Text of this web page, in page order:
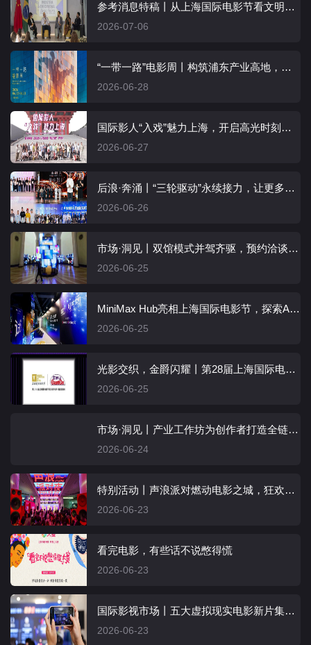
参考消息特稿丨从上海国际电影节看文明互鉴新图景：“万里同屏”映照“美美与共”
2026-07-06
“一带一路”电影周丨构筑浦东产业高地，为全球影视活力注入新动能
2026-06-28
国际影人“入戏”魅力上海，开启高光时刻！Shanghai, I'm in!
2026-06-27
后浪·奔涌丨“三轮驱动”永续接力，让更多青年影人点亮世界银幕
2026-06-26
市场·洞见丨双馆模式并驾齐驱，预约洽谈精准高效，跑出“引进来走出去”双向加速度
2026-06-25
MiniMax Hub亮相上海国际电影节，探索AI原生影视创作新路径
2026-06-25
光影交织，金爵闪耀丨第28届上海国际电影节圆满落幕，百岁山全程相伴
2026-06-25
市场·洞见丨产业工作坊为创作者打造全链条实战指南：从故事到银幕，从上海到世界
2026-06-24
特别活动丨声浪派对燃动电影之城，狂欢之夜远未“接近终点”
2026-06-23
看完电影，有些话不说憋得慌
2026-06-23
国际影视市场丨五大虚拟现实电影新片集结亮相，沉浸式感受光影新未来
2026-06-23